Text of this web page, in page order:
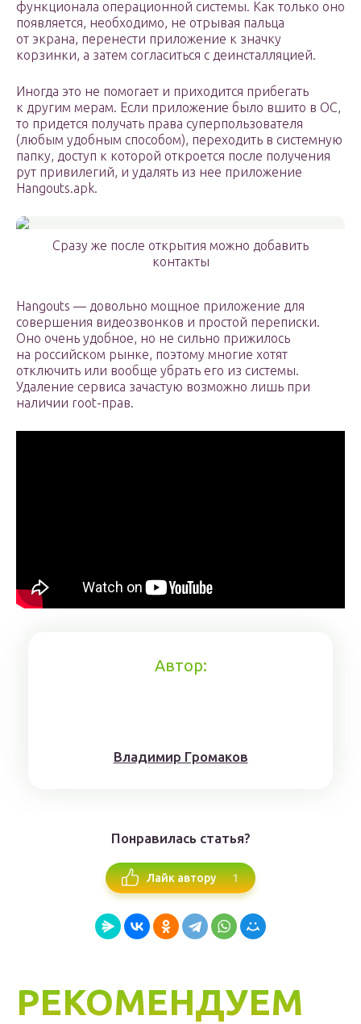
функционала операционной системы. Как только оно
появляется, необходимо, не отрывая пальца
от экрана, перенести приложение к значку
корзинки, а затем согласиться с деинсталляцией.
Иногда это не помогает и приходится прибегать
к другим мерам. Если приложение было вшито в ОС,
то придется получать права суперпользователя
(любым удобным способом), переходить в системную
папку, доступ к которой откроется после получения
рут привилегий, и удалять из нее приложение
Hangouts.apk.
Сразу же после открытия можно добавить
контакты
Hangouts — довольно мощное приложение для
совершения видеозвонков и простой переписки.
Оно очень удобное, но не сильно прижилось
на российском рынке, поэтому многие хотят
отключить или вообще убрать его из системы.
Удаление сервиса зачастую возможно лишь при
наличии root-прав.
Автор:
Влaдимиp Гpoмaкoв
Понравилась статья?
Лайк автору 1
РЕКОМЕНДУЕМ